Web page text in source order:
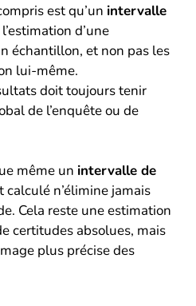
est qu’un intervalle
d’une
échantillon, et non pas les
lui-même.
doit toujours tenir
de l’enquête ou de
même un intervalle de
n’élimine jamais
Cela reste une estimation
certitudes absolues, mais
plus précise des